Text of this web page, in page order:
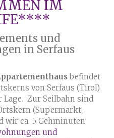
IM
und
in Serfaus
befindet
von Serfaus (Tirol)
Zur Seilbahn sind
(Supermarkt,
wir ca. 5 Gehminuten
und